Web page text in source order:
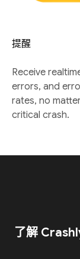
提醒
Receive
errors, and
rates, no
critical crash.
了解